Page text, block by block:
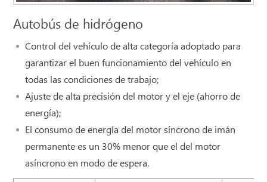
Autobús de hidrógeno
Control del vehículo de alta categoría adoptado para
garantizar el buen funcionamiento del vehículo en
todas las condiciones de trabajo;
Ajuste de alta precisión del motor y el eje (ahorro de
energía);
El consumo de energía del motor síncrono de imán
permanente es un 30% menor que el del motor
asíncrono en modo de espera.